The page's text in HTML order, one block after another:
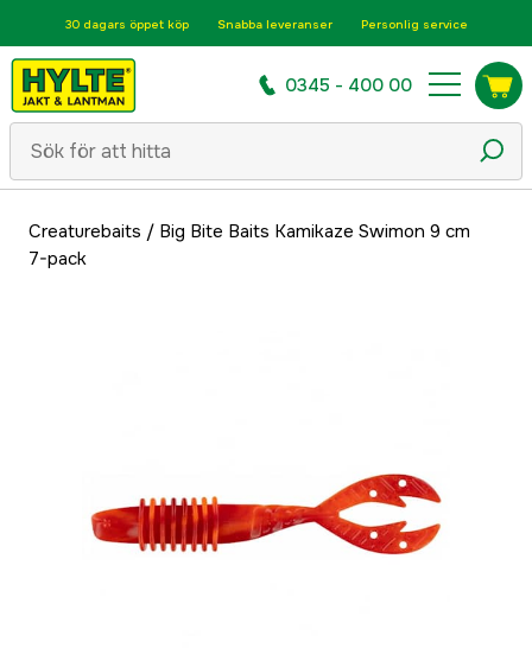
30 dagars öppet köp Snabba leveranser Personlig service
0345 - 400 00
Creaturebaits / Big Bite Baits Kamikaze Swimon 9 cm
7-pack